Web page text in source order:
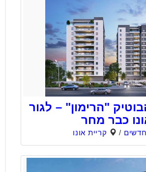
"הרימון" – לגור
כבר מחר
/ קריית אונו